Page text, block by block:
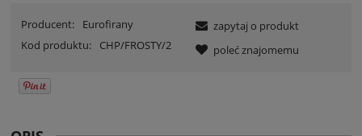
Producent:
Eurofirany
Kod produktu:
CHP/FROSTY/2
zapytaj o produkt
poleć znajomemu